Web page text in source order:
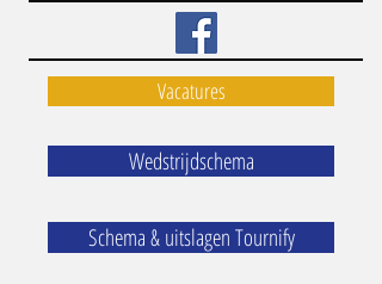
Vacatures
Wedstrijdschema
Schema & uitslagen Tournify